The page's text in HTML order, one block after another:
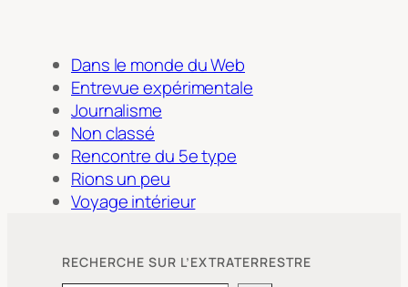
Dans le monde du Web
Entrevue expérimentale
Journalisme
Non classé
Rencontre du 5e type
Rions un peu
Voyage intérieur
RECHERCHE SUR L’EXTRATERRESTRE